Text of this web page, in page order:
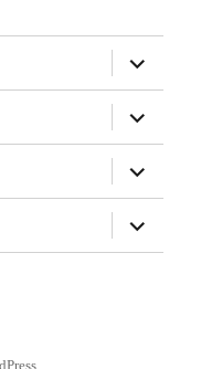
サ
ブ
メ
ニ
ュ
ー
を
展
開
サ
ブ
メ
ニ
ュ
ー
を
展
開
サ
ブ
メ
ニ
ュ
ー
サ
ブ
メ